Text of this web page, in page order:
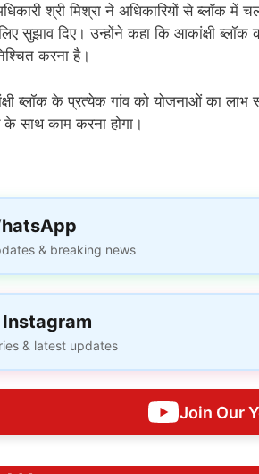
श्री मिश्रा ने अधिकारियों से ब्लॉक में
सुझाव दिए। उन्होंने कहा कि आकांक्षी ब्लॉक
करना है।
ब्लॉक के प्रत्येक गांव को योजनाओं का
के साथ काम करना होगा।
& breaking news
Instagram
& latest updates
Join Our